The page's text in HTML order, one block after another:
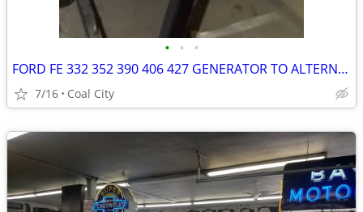
• • •
FORD FE 332 352 390 406 427 GENERATOR TO ALTERNATOR CONVERSION KIT - $
7/16 Coal City